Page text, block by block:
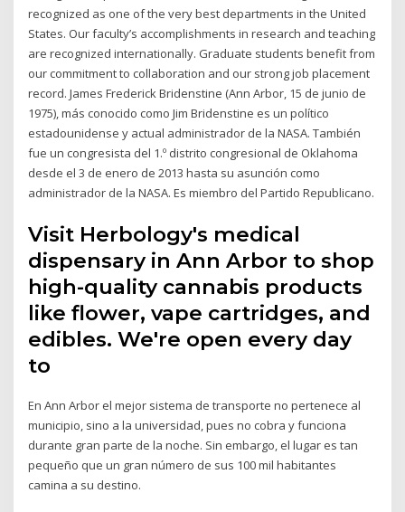
recognized as one of the very best departments in the United
States. Our faculty’s accomplishments in research and teaching
are recognized internationally. Graduate students benefit from
our commitment to collaboration and our strong job placement
record. James Frederick Bridenstine (Ann Arbor, 15 de junio de
1975), más conocido como Jim Bridenstine es un político
estadounidense y actual administrador de la NASA. También
fue un congresista del 1.º distrito congresional de Oklahoma
desde el 3 de enero de 2013 hasta su asunción como
administrador de la NASA. Es miembro del Partido Republicano.
Visit Herbology's medical
dispensary in Ann Arbor to shop
high-quality cannabis products
like flower, vape cartridges, and
edibles. We're open every day
to
En Ann Arbor el mejor sistema de transporte no pertenece al
municipio, sino a la universidad, pues no cobra y funciona
durante gran parte de la noche. Sin embargo, el lugar es tan
pequeño que un gran número de sus 100 mil habitantes
camina a su destino.